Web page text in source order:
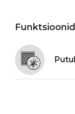
Funktsioonid